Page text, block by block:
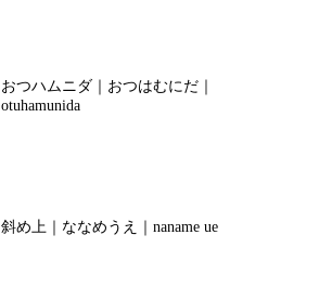
おつハムニダ｜おつはむにだ｜
otuhamunida
斜め上｜ななめうえ｜naname ue